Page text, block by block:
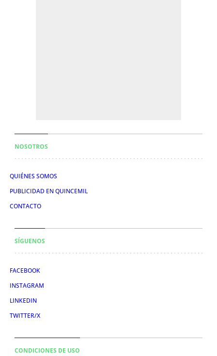
NOSOTROS
QUIÉNES SOMOS
PUBLICIDAD EN QUINCEMIL
CONTACTO
SÍGUENOS
FACEBOOK
INSTAGRAM
LINKEDIN
TWITTER/X
CONDICIONES DE USO